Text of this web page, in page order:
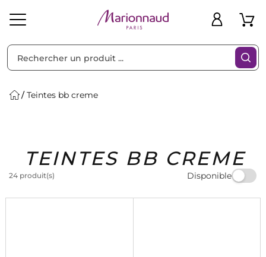
Solaire Homme Marques Idées
Cadeaux
Bons
Plans
Teintes bb creme
TEINTES BB CREME
24 produit(s) Disponible
Filtres